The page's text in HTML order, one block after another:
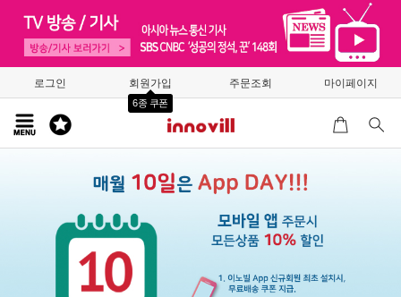
로그인 회원가입
6종 쿠폰
주문조회 마이페이지